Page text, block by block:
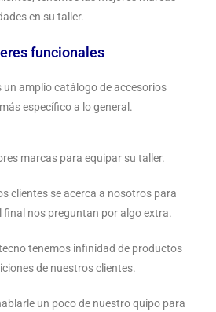
en su taller.
funcionales
un amplio catálogo de accesorios
específico a lo general.
marcas para equipar su taller.
clientes se acerca a nosotros para
final nos preguntan por algo extra.
tenemos infinidad de productos
de nuestros clientes.
un poco de nuestro quipo para